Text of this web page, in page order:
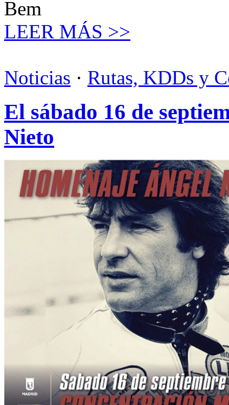
Bem
LEER MÁS >>
Noticias · Rutas, KDDs y
El sábado 16 de
Nieto